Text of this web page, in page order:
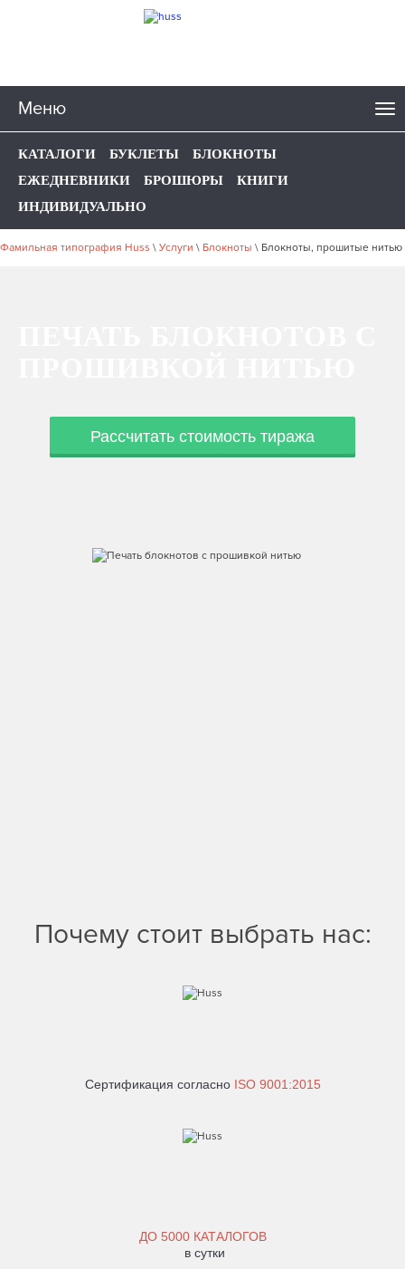
Меню
КАТАЛОГИ БУКЛЕТЫ
БЛОКНОТЫ
ЕЖЕДНЕВНИКИ
БРОШЮРЫ
КНИГИ
ИНДИВИДУАЛЬНО
Фамильная типография Huss \ Услуги \ Блокноты \ Блокноты, прошитые нитью
Рассчитать стоимость тиража
Почему стоит выбрать нас:
Сертификация согласноISO 9001:2015
ДО 5000 КАТАЛОГОВ
в сутки